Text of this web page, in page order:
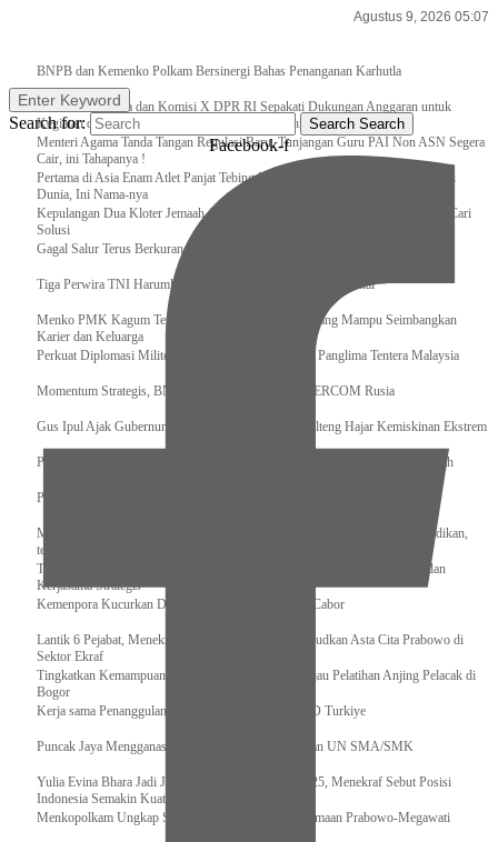
Agustus 9, 2026 05:07
BNPB dan Kemenko Polkam Bersinergi Bahas Penanganan Karhutla
Raker Kemenpora dan Komisi X DPR RI Sepakati Dukungan Anggaran untuk
Kegiatan dan Program Prioritas Pemuda dan Olahraga
Menteri Agama Tanda Tangan Regulasi Baru, Tunjangan Guru PAI Non ASN Segera
Cair, ini Tahapanya !
Pertama di Asia Enam Atlet Panjat Tebing Indonesia Taklukkan Tebing Tertinggi
Dunia, Ini Nama-nya
Kepulangan Dua Kloter Jemaah Asal Surabaya Tertunda, Kemenag Upayakan Cari
Solusi
Gagal Salur Terus Berkurang, Gus Ipul: 405 Ribu Lebih Bansos Cair
Tiga Perwira TNI Harumkan Indonesia Di Kancah Internasional
Menko PMK Kagum Terhadap Perempuan Modern yang Mampu Seimbangkan
Karier dan Keluarga
Perkuat Diplomasi Militer, Panglima TNI Terima CC Panglima Tentera Malaysia
Momentum Strategis, BNPB Terima Kunjungan EMERCOM Rusia
Gus Ipul Ajak Gubernur dan Bupati/Wali Kota se-Kalteng Hajar Kemiskinan Ekstrem
Panglima TNI Sambut Kedatangan Presiden RI Usai Lawatan ke Timur Tengah
Pengurus Pusat Pordasi Pacu Dapat Pesan dari Sri Paduka
Menag RI dan Dua Menteri Yordania Jalin Sinergi Bidang Wakaf dan Pendidikan,
termasuk Beasiswa
Tiba di Tanah Air, Presiden Prabowo Subianto Bawa Komitmen Investasi dan
Kerjasama Strategis
Kemenpora Kucurkan Dana untuk Pelatnas pada 13 Cabor
Lantik 6 Pejabat, Menekraf Tegaskan Komitmen Wujudkan Asta Cita Prabowo di
Sektor Ekraf
Tingkatkan Kemampuan K9 TNI, Panglima TNI Tinjau Pelatihan Anjing Pelacak di
Bogor
Kerja sama Penanggulangan Bencana BNPB – AFAD Turkiye
Puncak Jaya Mengganas, TNI-POLRI Solid Amankan UN SMA/SMK
Yulia Evina Bhara Jadi Juri Festival Film Cannes 2025, Menekraf Sebut Posisi
Indonesia Semakin Kuat
Menkopolkam Ungkap Spirit Persatuan dan Kebersamaan Prabowo-Megawati
Enter Keyword
Search for: Search Search
Facebook-f